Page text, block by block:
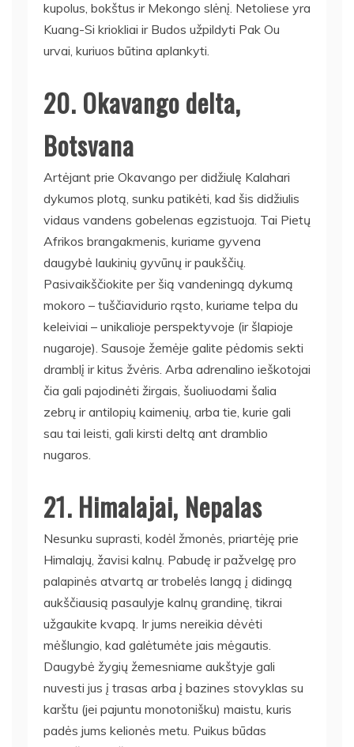
kupolus, bokštus ir Mekongo slėnį. Netoliese yra
Kuang-Si kriokliai ir Budos užpildyti Pak Ou
urvai, kuriuos būtina aplankyti.
20. Okavango delta,
Botsvana
Artėjant prie Okavango per didžiulę Kalahari
dykumos plotą, sunku patikėti, kad šis didžiulis
vidaus vandens gobelenas egzistuoja. Tai Pietų
Afrikos brangakmenis, kuriame gyvena
daugybė laukinių gyvūnų ir paukščių.
Pasivaikščiokite per šią vandeningą dykumą
mokoro – tuščiavidurio rąsto, kuriame telpa du
keleiviai – unikalioje perspektyvoje (ir šlapioje
nugaroje). Sausoje žemėje galite pėdomis sekti
dramblį ir kitus žvėris. Arba adrenalino ieškotojai
čia gali pajodinėti žirgais, šuoliuodami šalia
zebrų ir antilopių kaimenių, arba tie, kurie gali
sau tai leisti, gali kirsti deltą ant dramblio
nugaros.
21. Himalajai, Nepalas
Nesunku suprasti, kodėl žmonės, priartėję prie
Himalajų, žavisi kalnų. Pabudę ir pažvelgę ​​pro
palapinės atvartą ar trobelės langą į didingą
aukščiausią pasaulyje kalnų grandinę, tikrai
užgaukite kvapą. Ir jums nereikia dėvėti
mėšlungio, kad galėtumėte jais mėgautis.
Daugybė žygių žemesniame aukštyje gali
nuvesti jus į trasas arba į bazines stovyklas su
karštu (jei pajuntu monotonišku) maistu, kuris
padės jums kelionės metu. Puikus būdas